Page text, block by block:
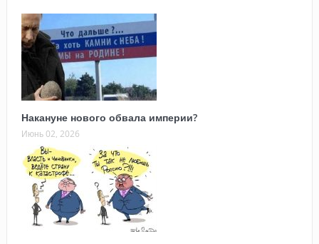
Накануне нового обвала империи?
Июнь 02, 2026